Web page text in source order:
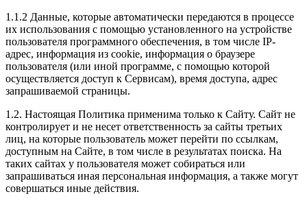
1.1.2 Данные, которые автоматически передаются в процессе
их использования с помощью установленного на устройстве
пользователя программного обеспечения, в том числе IP-
адрес, информация из cookie, информация о браузере
пользователя (или иной программе, с помощью которой
осуществляется доступ к Сервисам), время доступа, адрес
запрашиваемой страницы.
1.2. Настоящая Политика применима только к Сайту. Сайт не
контролирует и не несет ответственность за сайты третьих
лиц, на которые пользователь может перейти по ссылкам,
доступным на Сайте, в том числе в результатах поиска. На
таких сайтах у пользователя может собираться или
запрашиваться иная персональная информация, а также могут
совершаться иные действия.